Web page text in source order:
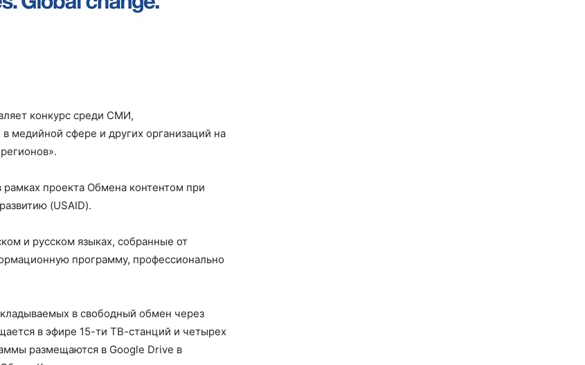
конкурс среди СМИ,
медийной сфере и других организаций на
проекта Обмена контентом при
(USAID).
и русском языках, собранные от
программу, профессионально
в свободный обмен через
в эфире 15-ти ТВ-станций и четырех
размещаются в Google Drive в